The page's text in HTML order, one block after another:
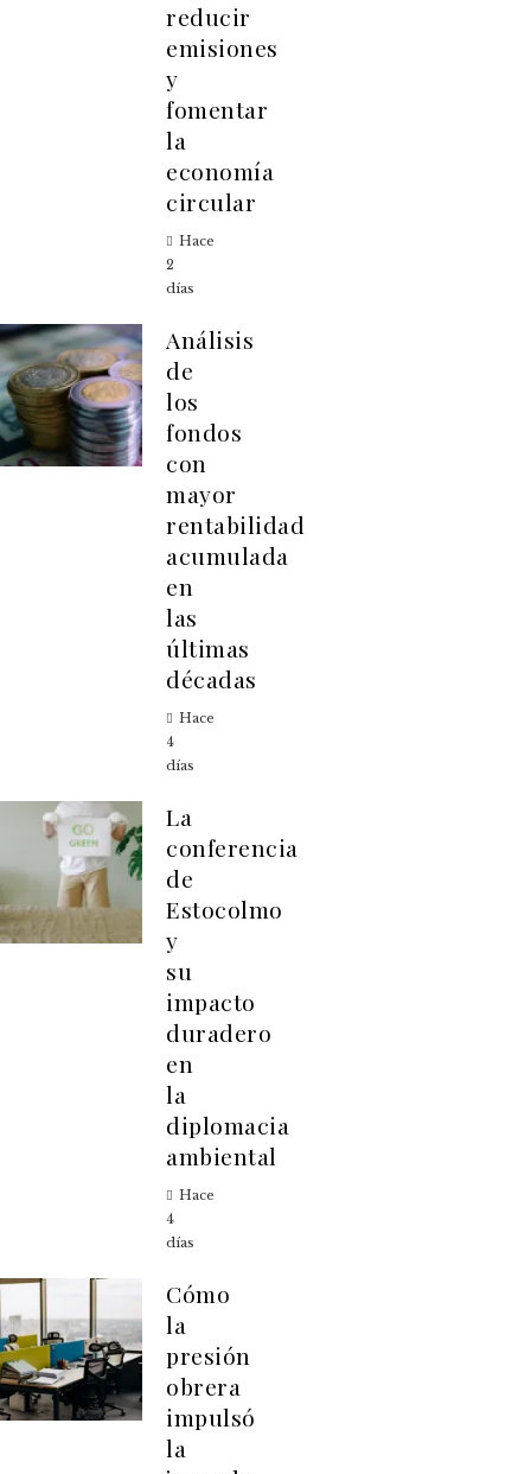
reducir
emisiones
y
fomentar
la
economía
circular
Hace
2
días
Análisis
de
los
fondos
con
mayor
rentabilidad
acumulada
en
las
últimas
décadas
Hace
4
días
La
conferencia
de
Estocolmo
y
su
impacto
duradero
en
la
diplomacia
ambiental
Hace
4
días
Cómo
la
presión
obrera
impulsó
la